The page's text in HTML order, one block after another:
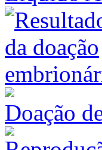
Doação